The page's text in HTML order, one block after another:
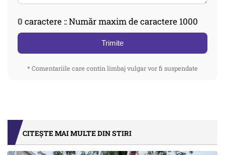
0 caractere :: Număr maxim de caractere 1000
Trimite
* Comentariile care contin limbaj vulgar vor fi suspendate
CITEȘTE MAI MULTE DIN STIRI